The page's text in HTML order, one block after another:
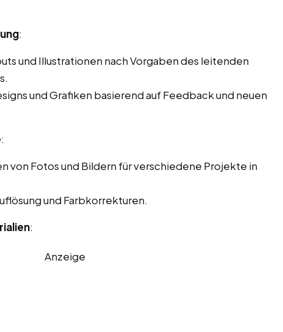
:
und Illustrationen nach Vorgaben des leitenden
und Grafiken basierend auf Feedback und neuen
:
von Fotos und Bildern für verschiedene Projekte in
und Farbkorrekturen.
:
Anzeige